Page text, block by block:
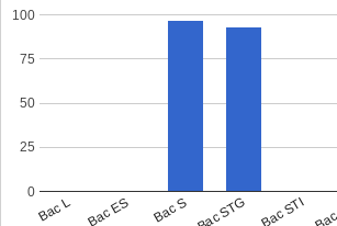
Bac L Bac ES Bac S Bac STG Bac STI
0
25
50
75
100